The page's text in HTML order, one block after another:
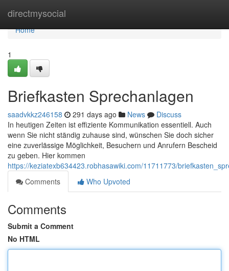
directmysocial
Home
Home
1
Briefkasten Sprechanlagen
saadvkkz246158 291 days ago News
Discuss
In heutigen Zeiten ist effiziente Kommunikation essentiell. Auch
wenn Sie nicht ständig zuhause sind, wünschen Sie doch sicher
eine zuverlässige Möglichkeit, Besuchern und Anrufern Bescheid
zu geben. Hier kommen
https://keziatexb634423.robhasawiki.com/11711773/
Comments
Who Upvoted
Comments
Submit a Comment
No HTML